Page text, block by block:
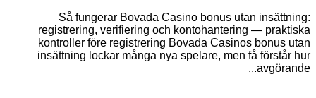
Så fungerar Bovada Casino bonus utan insättning:
registrering, verifiering och kontohantering — praktiska
kontroller före registrering Bovada Casinos bonus utan
insättning lockar många nya spelare, men få förstår hur
avgörande...